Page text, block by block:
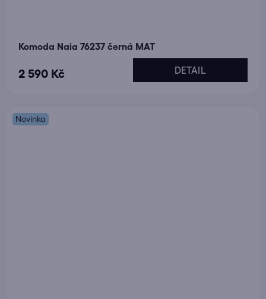
Komoda Naia 76237 černá MAT
2 590 Kč DETAIL
Novinka